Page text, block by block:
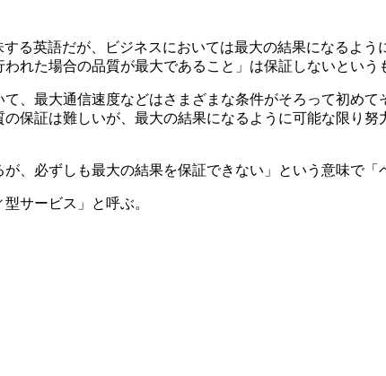
る英語だが、ビジネスにおいては最大の結果になるよ
れた場合の品質が最大であること」は保証しないという
、最大通信速度などはさまざまな条件がそろって初め
保証は難しいが、最大の結果になるように可能な限り
、必ずしも最大の結果を保証できない」という意味で「
サービス」と呼ぶ。